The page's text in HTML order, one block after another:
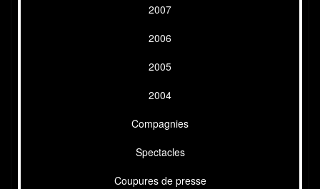
2007
2006
2005
2004
Compagnies
Spectacles
Coupures de presse